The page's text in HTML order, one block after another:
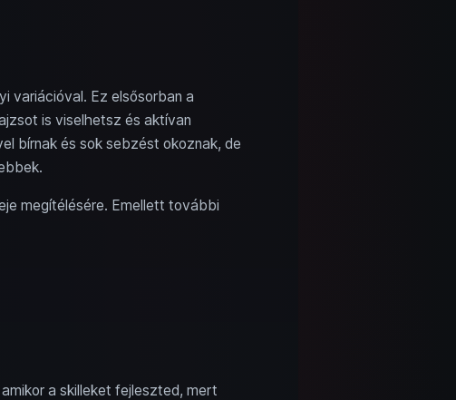
variációval. Ez elsősorban a
is viselhetsz és aktívan
bírnak és sok sebzést okoznak, de
megítélésére. Emellett további
a skilleket fejleszted, mert